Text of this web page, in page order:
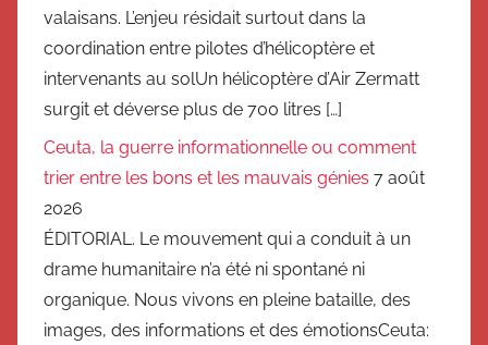
valaisans. L’enjeu résidait surtout dans la
coordination entre pilotes d’hélicoptère et
intervenants au solUn hélicoptère d’Air Zermatt
surgit et déverse plus de 700 litres […]
Ceuta, la guerre informationnelle ou comment
trier entre les bons et les mauvais génies 7 août
2026
ÉDITORIAL. Le mouvement qui a conduit à un
drame humanitaire n’a été ni spontané ni
organique. Nous vivons en pleine bataille, des
images, des informations et des émotionsCeuta: